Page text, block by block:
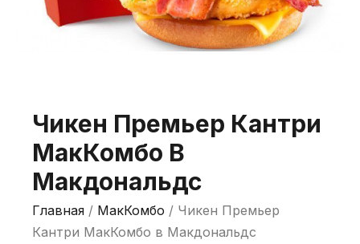
Чикен Премьер Кантри
МакКомбо В
Макдональдс
Главная / МакКомбо / Чикен Премьер
Кантри МакКомбо в Макдональдс